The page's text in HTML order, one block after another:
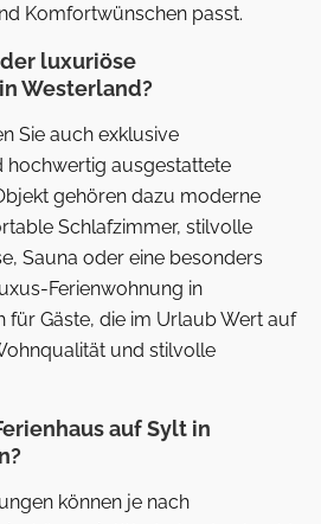
Komfortwünschen passt.
luxuriöse
Westerland?
Sie auch exklusive
hochwertig ausgestattete
gehören dazu moderne
Schlafzimmer, stilvolle
Sauna oder eine besonders
Ferienwohnung in
für Gäste, die im Urlaub Wert auf
und stilvolle
auf Sylt in
können je nach